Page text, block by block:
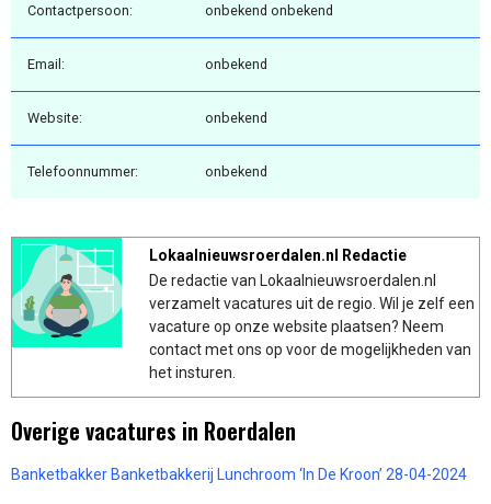
Contactpersoon: onbekend onbekend
Email: onbekend
Website: onbekend
Telefoonnummer: onbekend
Lokaalnieuwsroerdalen.nl Redactie
De redactie van Lokaalnieuwsroerdalen.nl
verzamelt vacatures uit de regio. Wil je zelf een
vacature op onze website plaatsen? Neem
contact met ons op voor de mogelijkheden van
het insturen.
Overige vacatures in Roerdalen
Banketbakker Banketbakkerij Lunchroom ‘In De Kroon’ 28-04-2024